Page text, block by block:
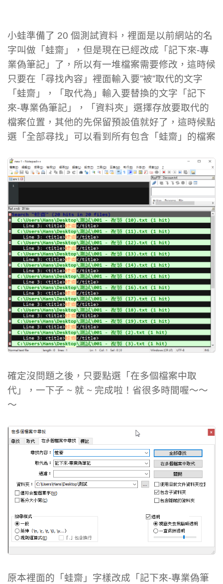
小蛙準備了 20 個測試資料，裡面是以前網站的名
字叫做「蛙齋」，但是現在已經改成「記下來-專
業偽筆記」了，所以有一堆檔案需要修改，這時候
只要在「尋找內容」裡面輸入要”被”取代的文字
「蛙齋」，「取代為」輸入要替換的文字「記下
來-專業偽筆記」，「資料夾」選擇存放要取代的
檔案位置，其他的先保留預設值就好了，這時候點
選「全部尋找」可以看到所有包含「蛙齋」的檔案
確定沒問題之後，只要點選「在多個檔案中取
代」，一下子 ~ 就 ~ 完成啦！省很多時間喔～～
～
原本裡面的「蛙齋」字樣改成「記下來-專業偽筆